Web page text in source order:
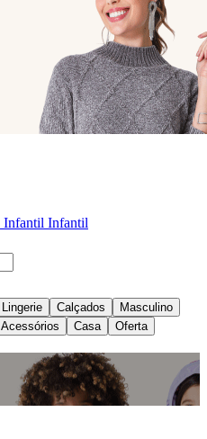
Infantil Infantil
Lingerie Calçados
Masculino
Acessórios Casa Oferta